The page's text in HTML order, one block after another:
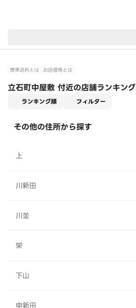
標準送料とは お店価格とは
立石町中屋敷 付近の店舗ランキング
ランキング順 フィルター
その他の住所から探す
上
川新田
川並
栄
下山
申新田